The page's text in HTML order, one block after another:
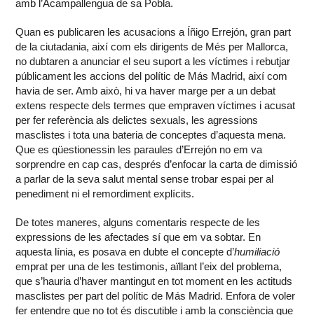
amb l’Acampallengua de sa Pobla.
Quan es publicaren les acusacions a Íñigo Errejón, gran part
de la ciutadania, així com els dirigents de Més per Mallorca,
no dubtaren a anunciar el seu suport a les víctimes i rebutjar
públicament les accions del polític de Más Madrid, així com
havia de ser. Amb això, hi va haver marge per a un debat
extens respecte dels termes que empraven víctimes i acusat
per fer referència als delictes sexuals, les agressions
masclistes i tota una bateria de conceptes d’aquesta mena.
Que es qüestionessin les paraules d’Errejón no em va
sorprendre en cap cas, després d’enfocar la carta de dimissió
a parlar de la seva salut mental sense trobar espai per al
penediment ni el remordiment explícits.
De totes maneres, alguns comentaris respecte de les
expressions de les afectades sí que em va sobtar. En
aquesta línia, es posava en dubte el concepte d’humiliació
emprat per una de les testimonis, aïllant l’eix del problema,
que s’hauria d’haver mantingut en tot moment en les actituds
masclistes per part del polític de Más Madrid. Enfora de voler
fer entendre que no tot és discutible i amb la consciència que